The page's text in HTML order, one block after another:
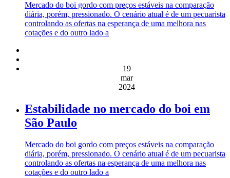
Mercado do boi gordo com preços estáveis na comparação
diária, porém, pressionado. O cenário atual é de um pecuarista
controlando as ofertas na esperança de uma melhora nas
cotações e do outro lado a
19
mar
2024
Estabilidade no mercado do boi em
São Paulo
Mercado do boi gordo com preços estáveis na comparação
diária, porém, pressionado. O cenário atual é de um pecuarista
controlando as ofertas na esperança de uma melhora nas
cotações e do outro lado a